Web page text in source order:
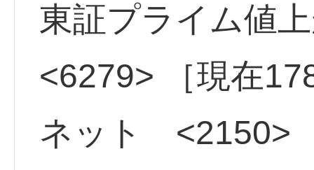
東証プライム値
<6279> ［現在
ネット <2150>